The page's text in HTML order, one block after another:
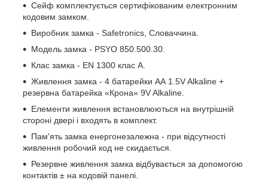
Сейф комплектується сертифікованим електронним
кодовим замком.
Виробник замка - Safetronics, Словаччина.
Модель замка - PSYO 850.500.30.
Клас замка - EN 1300 клас A.
Живлення замка - 4 батарейки AА 1.5V Alkaline +
резервна батарейка «Крона» 9V Alkaline.
Елементи живлення встановлюються на внутрішній
стороні двері і входять в комплект.
Пам'ять замка енергонезалежна - при відсутності
живлення робочий код не скидається.
Резервне живлення замка відбувається за допомогою
контактів ± на кодовій панелі.